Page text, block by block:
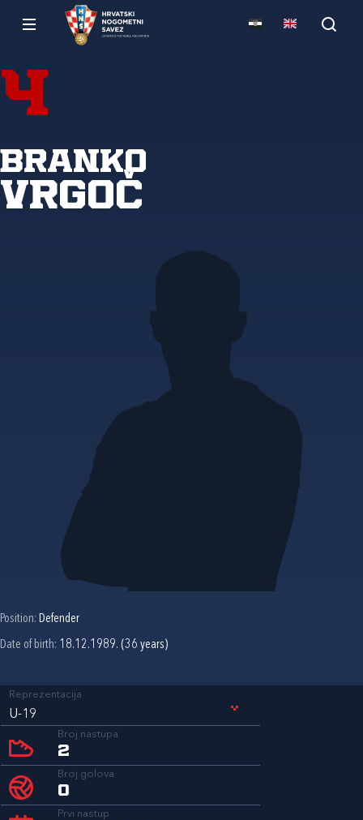
4
Branko
Vrgoč
Position: Defender
Date of birth: 18.12.1989. (36 years)
Reprezentacija
U-19
Broj nastupa
2
Broj golova
0
Prvi nastup